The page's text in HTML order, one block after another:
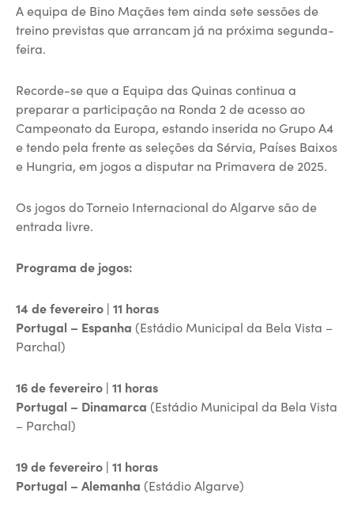
A equipa de Bino Maçães tem ainda sete sessões de
treino previstas que arrancam já na próxima segunda-
feira.
Recorde-se que a Equipa das Quinas continua a
preparar a participação na Ronda 2 de acesso ao
Campeonato da Europa, estando inserida no Grupo A4
e tendo pela frente as seleções da Sérvia, Países Baixos
e Hungria, em jogos a disputar na Primavera de 2025.
Os jogos do Torneio Internacional do Algarve são de
entrada livre.
Programa de jogos:
14 de fevereiro | 11 horas
Portugal – Espanha (Estádio Municipal da Bela Vista –
Parchal)
16 de fevereiro | 11 horas
Portugal – Dinamarca (Estádio Municipal da Bela Vista
– Parchal)
19 de fevereiro | 11 horas
Portugal – Alemanha (Estádio Algarve)